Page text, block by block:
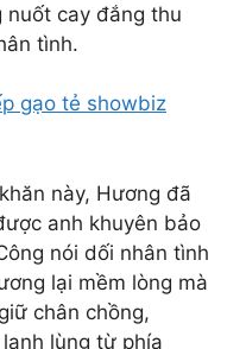
nuốt cay đắng thu
tình.
này, Hương đã
anh khuyên bảo
nói dối nhân tình
lại mềm lòng mà
chân chồng,
lùng từ phía